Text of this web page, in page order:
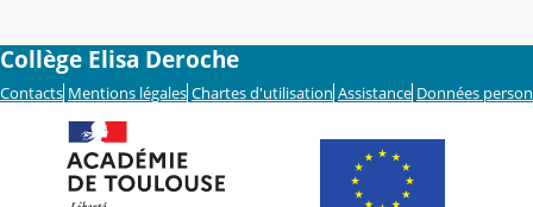
Collège Elisa Deroche
Contacts Mentions légales Chartes d'utilisation Assistance Données